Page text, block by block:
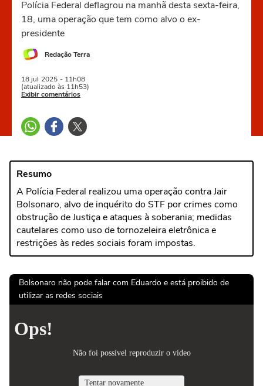
Polícia Federal deflagrou na manhã desta sexta-feira,
18, uma operação que tem como alvo o ex-
presidente
Redação Terra
18 jul 2025 - 11h08
(atualizado às 11h53)
Exibir comentários
Resumo
A Polícia Federal realizou uma operação contra Jair
Bolsonaro, alvo de inquérito do STF por crimes como
obstrução de Justiça e ataques à soberania; medidas
cautelares como uso de tornozeleira eletrônica e
restrições às redes sociais foram impostas.
Bolsonaro não pode falar com Eduardo e está proibido de
utilizar as redes sociais